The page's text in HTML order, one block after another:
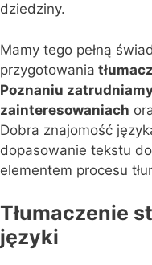
dziedziny.
Mamy tego pełną
przygotowania
Poznaniu
zainteresowaniach
Dobra znajomość
dopasowanie tekstu
elementem procesu
Tłumaczenie
języki